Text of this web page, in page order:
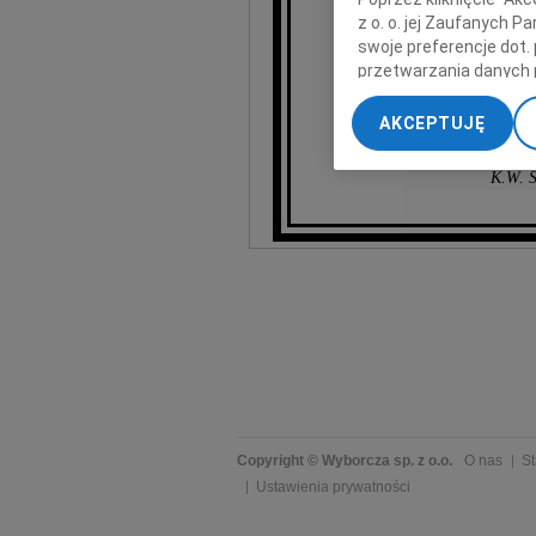
D.
K.W.
Copyright © Wyborcza sp. z o.o. O nas
Ustawienia prywatności
z o. o. jej Zaufanych
swoje preferencje dot.
przetwarzania danych
„Ustawienia
My, nasi Zaufani
dokładnych danych
Przechowywanie
AKCEPTUJĘ